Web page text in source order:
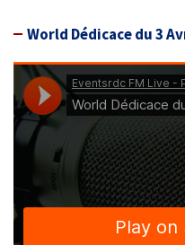
World Dédicace du 3